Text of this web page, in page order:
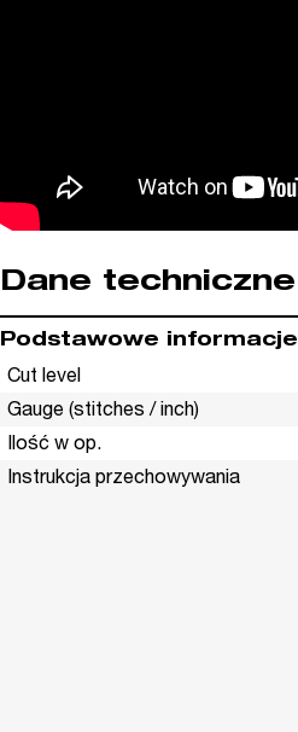
Dane techniczne
Podstawowe informacje
Cut level
Gauge (stitches / inch)
Ilość w op.
Instrukcja przechowywania